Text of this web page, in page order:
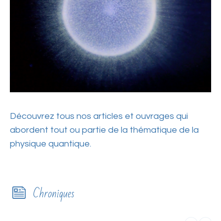
Découvrez tous nos articles et ouvrages qui
abordent tout ou partie de la thématique de la
physique quantique.
Chroniques